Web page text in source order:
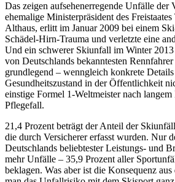
Das zeigen aufsehenerregende Unfälle der
ehemalige Ministerpräsident des
Althaus, erlitt im Januar 2009 bei einem
Schädel-Hirn-Trauma und verletzte eine
Und ein schwerer Skiunfall im Winter 2013
von Deutschlands bekanntesten
grundlegend – wenngleich konkrete
Gesundheitszustand in der Öffentlichkeit
einstige Formel 1-Weltmeister nach
Pflegefall.
21,4 Prozent beträgt der Anteil der
die durch Versicherer erfasst wurden. Nur
Deutschlands beliebtester Leistungs- und
mehr Unfälle – 35,9 Prozent aller
beklagen. Was aber ist die Konsequenz